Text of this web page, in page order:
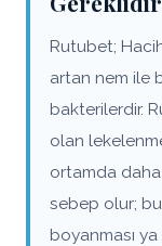
Rutubet;
artan nem ile
bakterilerdir.
olan
ortamda daha
sebep olur;
boyanması